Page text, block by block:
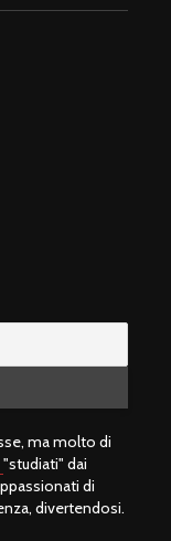
ma molto di
"studiati" dai
di
divertendosi.